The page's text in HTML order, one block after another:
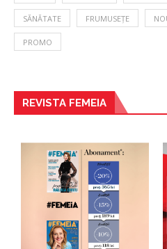
SĂNĂTATE FRUMUSEȚE
PROMO
REVISTA FEMEIA